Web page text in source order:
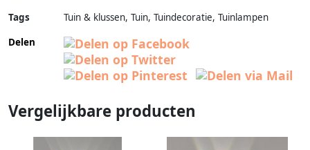
Tags
Tuin & klussen, Tuin, Tuindecoratie, Tuinlampen
Delen
Vergelijkbare producten